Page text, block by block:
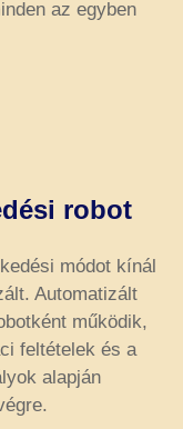
az egyben
robot
módot kínál
Automatizált
működik,
feltételek és a
alapján